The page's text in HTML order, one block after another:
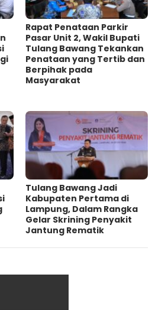
Rapat Penataan Parkir
Pasar Unit 2, Wakil Bupati
Tulang Bawang Tekankan
Penataan yang Tertib dan
Berpihak pada
Masyarakat
Tulang Bawang Jadi
Kabupaten Pertama di
Lampung, Dalam Rangka
Gelar Skrining Penyakit
Jantung Rematik